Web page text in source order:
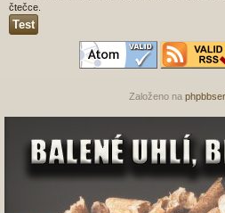
čtečce.
Založeno na